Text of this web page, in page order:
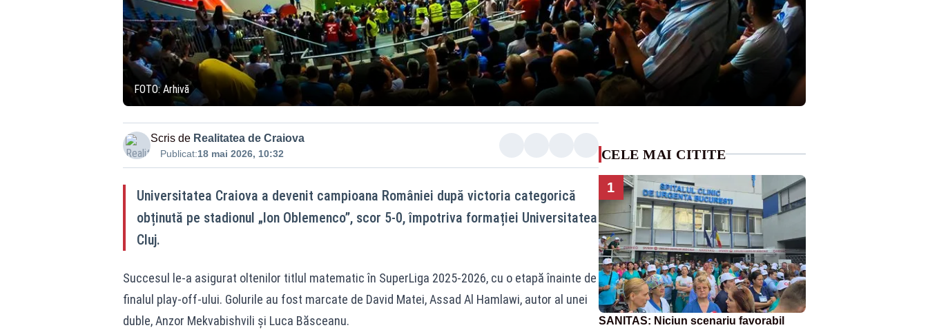
FOTO: Arhivă
Scris de Realitatea de Craiova
Publicat:18 mai 2026, 10:32
Universitatea Craiova a devenit campioana României după victoria categorică
obținută pe stadionul „Ion Oblemenco”, scor 5-0, împotriva formației Universitatea
Cluj.
Succesul le-a asigurat oltenilor titlul matematic în SuperLiga 2025-2026, cu o etapă înainte de
finalul play-off-ului. Golurile au fost marcate de David Matei, Assad Al Hamlawi, autor al unei
duble, Anzor Mekvabishvili și Luca Băsceanu.
CELE MAI CITITE
1
SANITAS: Niciun scenariu favorabil